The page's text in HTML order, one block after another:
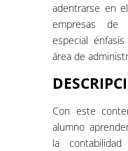
adentrarse en
empresas de
especial
área de
Con este
alumno
la